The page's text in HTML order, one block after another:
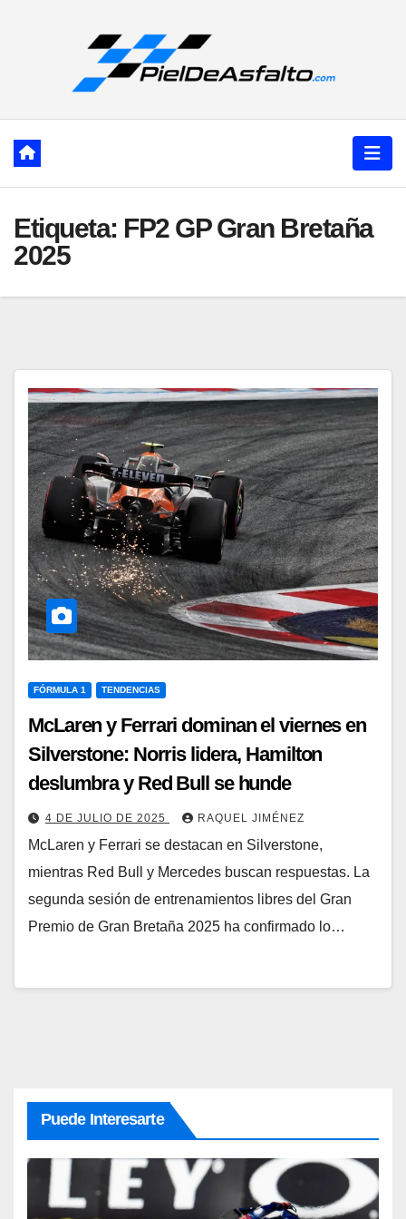
Etiqueta: FP2 GP Gran Bretaña
2025
FÓRMULA 1 TENDENCIAS
McLaren y Ferrari dominan el viernes en
Silverstone: Norris lidera, Hamilton
deslumbra y Red Bull se hunde
4 DE JULIO DE 2025 RAQUEL JIMÉNEZ
McLaren y Ferrari se destacan en Silverstone,
mientras Red Bull y Mercedes buscan respuestas. La
segunda sesión de entrenamientos libres del Gran
Premio de Gran Bretaña 2025 ha confirmado lo…
Puede Interesarte